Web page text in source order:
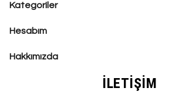
Kategoriler
Hesabım
Hakkımızda
İLETİŞİM